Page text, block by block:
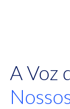
A Voz